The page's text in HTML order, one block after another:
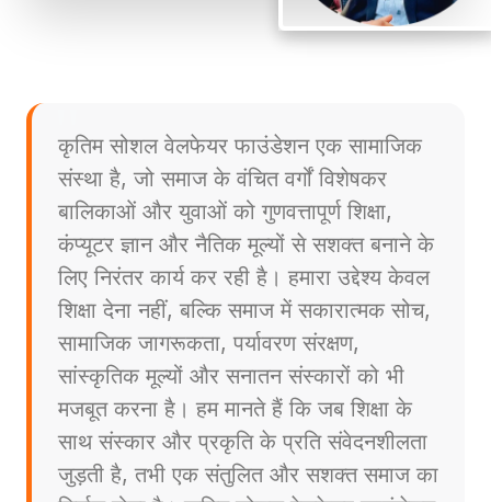
कृतिम सोशल वेलफेयर फाउंडेशन एक सामाजिक
संस्था है, जो समाज के वंचित वर्गों विशेषकर
बालिकाओं और युवाओं को गुणवत्तापूर्ण शिक्षा,
कंप्यूटर ज्ञान और नैतिक मूल्यों से सशक्त बनाने के
लिए निरंतर कार्य कर रही है। हमारा उद्देश्य केवल
शिक्षा देना नहीं, बल्कि समाज में सकारात्मक सोच,
सामाजिक जागरूकता, पर्यावरण संरक्षण,
सांस्कृतिक मूल्यों और सनातन संस्कारों को भी
मजबूत करना है। हम मानते हैं कि जब शिक्षा के
साथ संस्कार और प्रकृति के प्रति संवेदनशीलता
जुड़ती है, तभी एक संतुलित और सशक्त समाज का